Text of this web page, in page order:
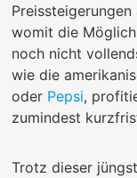
womit die
noch nicht
wie die
oder Pepsi,
zumindest
Trotz dieser